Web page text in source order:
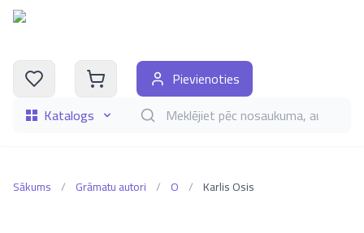
Katalogs Meklēt grāmatas pēc nosaukuma, autora,
Pievienoties
Sākums / Grāmatu autori / O / Karlis Osis